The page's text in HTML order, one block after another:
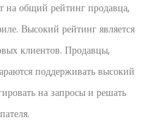
на общий рейтинг продавца,
Высокий рейтинг является
клиентов. Продавцы,
поддерживать высокий
на запросы и решать